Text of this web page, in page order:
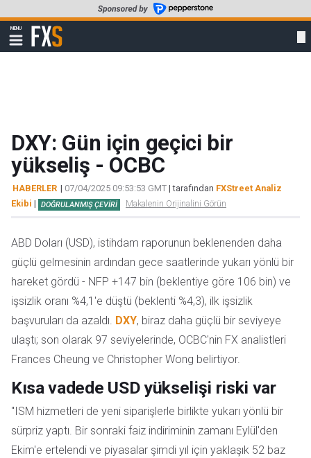
to
main
content
MENU
Show
navigation
FXStreet
DXY: Gün için geçici bir
yükseliş - OCBC
HABERLER | 07/04/2025 09:53:53 GMT | tarafından FXStreet Analiz
Ekibi | DOĞRULANMIŞ ÇEVIRI Makalenin Orijinalini Görün
ABD Doları (USD), istihdam raporunun beklenenden daha
güçlü gelmesinin ardından gece saatlerinde yukarı yönlü bir
hareket gördü - NFP +147 bin (beklentiye göre 106 bin) ve
işsizlik oranı %4,1'e düştü (beklenti %4,3), ilk işsizlik
başvuruları da azaldı. DXY, biraz daha güçlü bir seviyeye
ulaştı; son olarak 97 seviyelerinde, OCBC'nin FX analistleri
Frances Cheung ve Christopher Wong belirtiyor.
Kısa vadede USD yükselişi riski var
"ISM hizmetleri de yeni siparişlerle birlikte yukarı yönlü bir
sürpriz yaptı. Bir sonraki faiz indiriminin zamanı Eylül'den
Ekim'e ertelendi ve piyasalar şimdi yıl için yaklaşık 52 baz